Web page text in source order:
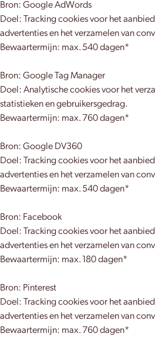
Bron: Google AdWords
Doel: Tracking cookies voor het
advertenties en het verzamelen van
Bewaartermijn: max. 540 dagen*
Bron: Google Tag Manager
Doel: Analytische cookies voor het
statistieken en gebruikersgedrag.
Bewaartermijn: max. 760 dagen*
Bron: Google DV360
Doel: Tracking cookies voor het
advertenties en het verzamelen van
Bewaartermijn: max. 540 dagen*
Bron: Facebook
Doel: Tracking cookies voor het
advertenties en het verzamelen van
Bewaartermijn: max. 180 dagen*
Bron: Pinterest
Doel: Tracking cookies voor het
advertenties en het verzamelen van
Bewaartermijn: max. 760 dagen*